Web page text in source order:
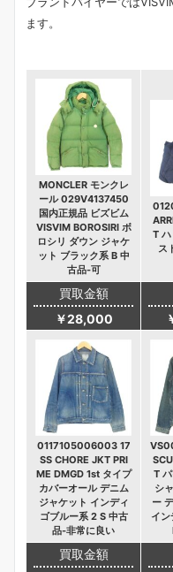
ます。
MONCLER モンクレ
ール 029V4137450
国内正規品 ビズビム
VISVIM BOROSIRI ボ
ロシリ ダウン ジャケ
ット ブラック系 B 中
古品-可
T
ス
買取金額
￥28,000
0117105006003 17
SS CHORE JKT PRI
ME DMGD 1st タイプ
カバーオール デニム
ジャケット インディ
ゴブルー系 2 S 中古
品-非常に良い
T
シ
ー
イン
買取金額